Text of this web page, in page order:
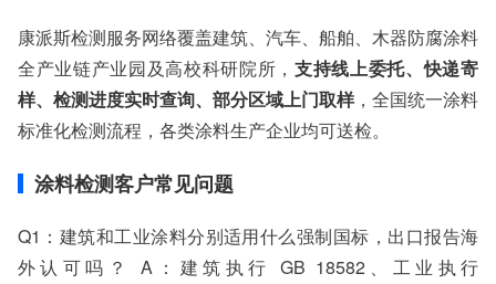
康派斯检测服务网络覆盖建筑、汽车、船舶、木器防腐涂料
全产业链产业园及高校科研院所， 支持线上委托、快递寄
样、检测进度实时查询、部分区域上门取样，全国统一涂料
标准化检测流程，各类涂料生产企业均可送检。
涂料检测客户常见问题
Q1：建筑和工业涂料分别适用什么强制国标，出口报告海
外认可吗？ A：建筑执行 GB 18582、工业执行